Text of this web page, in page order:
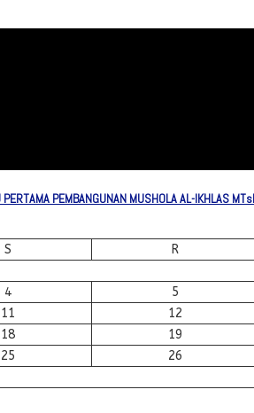
PEMBANGUNAN MUSHOLA AL-IKHLAS
S R
4 5
11 12
18 19
25 26